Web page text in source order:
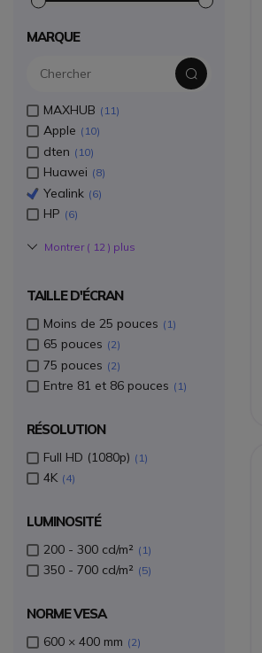
MARQUE
MAXHUB 11
Apple 10
dten 10
Huawei 8
Yealink 6
HP 6
Montrer ( 12 ) plus
TAILLE D'ÉCRAN
Moins de 25 pouces 1
65 pouces 2
75 pouces 2
Entre 81 et 86 pouces 1
RÉSOLUTION
Full HD (1080p) 1
4K 4
LUMINOSITÉ
200 - 300 cd/m² 1
350 - 700 cd/m² 5
NORME VESA
600 × 400 mm 2